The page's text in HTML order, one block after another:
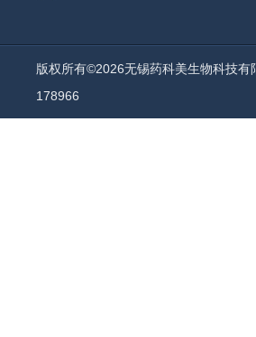
版权所有©2026无锡药科美生物科技
178966